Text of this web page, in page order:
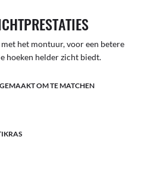
het montuur, voor een betere
hoeken helder zicht biedt.
OM TE MATCHEN